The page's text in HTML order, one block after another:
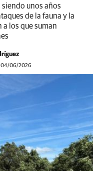
siendo unos años
de la fauna y la
a los que suman
04/06/2026